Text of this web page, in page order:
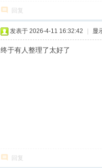
回复
发表于 2026-4-11 16:32:42 显
终于有人整理了太好了
回复